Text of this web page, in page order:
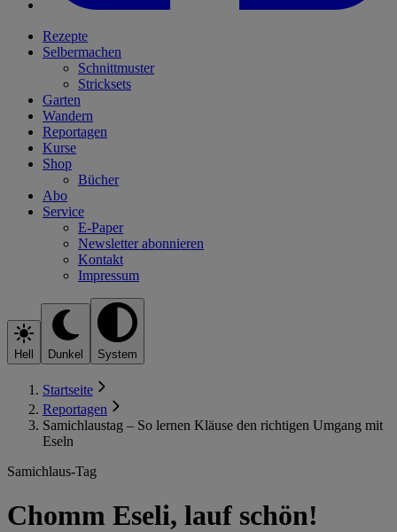
Rezepte
Selbermachen
Schnittmuster
Stricksets
Garten
Wandern
Reportagen
Kurse
Shop
Bücher
Abo
Service
E-Paper
Newsletter abonnieren
Kontakt
Impressum
Hell Dunkel System
Startseite
Reportagen
Samichlaustag – So lernen Kläuse den richtigen Umgang mit
Eseln
Samichlaus-Tag
Chomm Eseli, lauf schön!